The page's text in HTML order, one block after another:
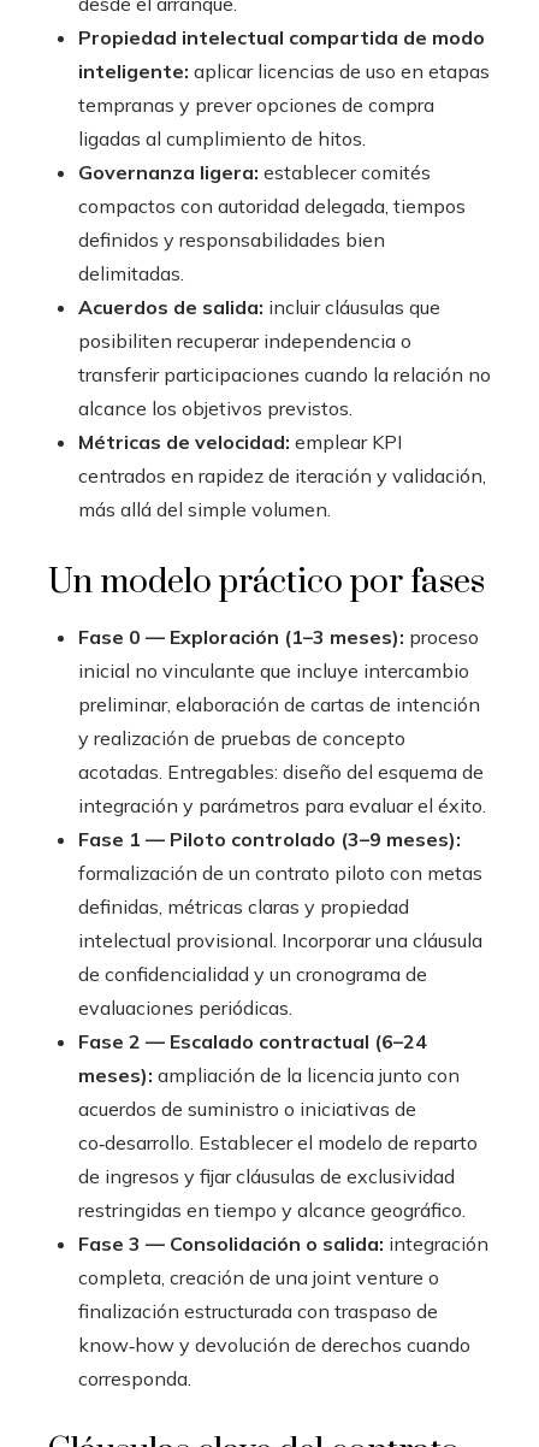
Propiedad intelectual compartida de modo
inteligente: aplicar licencias de uso en etapas
tempranas y prever opciones de compra
ligadas al cumplimiento de hitos.
Governanza ligera: establecer comités
compactos con autoridad delegada, tiempos
definidos y responsabilidades bien
delimitadas.
Acuerdos de salida: incluir cláusulas que
posibiliten recuperar independencia o
transferir participaciones cuando la relación no
alcance los objetivos previstos.
Métricas de velocidad: emplear KPI
centrados en rapidez de iteración y validación,
más allá del simple volumen.
Un modelo práctico por fases
Fase 0 — Exploración (1–3 meses): proceso
inicial no vinculante que incluye intercambio
preliminar, elaboración de cartas de intención
y realización de pruebas de concepto
acotadas. Entregables: diseño del esquema de
integración y parámetros para evaluar el éxito.
Fase 1 — Piloto controlado (3–9 meses):
formalización de un contrato piloto con metas
definidas, métricas claras y propiedad
intelectual provisional. Incorporar una cláusula
de confidencialidad y un cronograma de
evaluaciones periódicas.
Fase 2 — Escalado contractual (6–24
meses): ampliación de la licencia junto con
acuerdos de suministro o iniciativas de
co‑desarrollo. Establecer el modelo de reparto
de ingresos y fijar cláusulas de exclusividad
restringidas en tiempo y alcance geográfico.
Fase 3 — Consolidación o salida: integración
completa, creación de una joint venture o
finalización estructurada con traspaso de
know‑how y devolución de derechos cuando
corresponda.